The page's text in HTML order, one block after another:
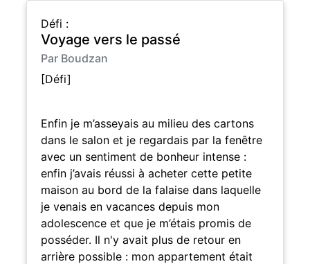
Défi :
Voyage vers le passé
Par Boudzan
[Défi]
Enfin je m’asseyais au milieu des cartons
dans le salon et je regardais par la fenêtre
avec un sentiment de bonheur intense :
enfin j’avais réussi à acheter cette petite
maison au bord de la falaise dans laquelle
je venais en vacances depuis mon
adolescence et que je m’étais promis de
posséder. Il n'y avait plus de retour en
arrière possible : mon appartement était